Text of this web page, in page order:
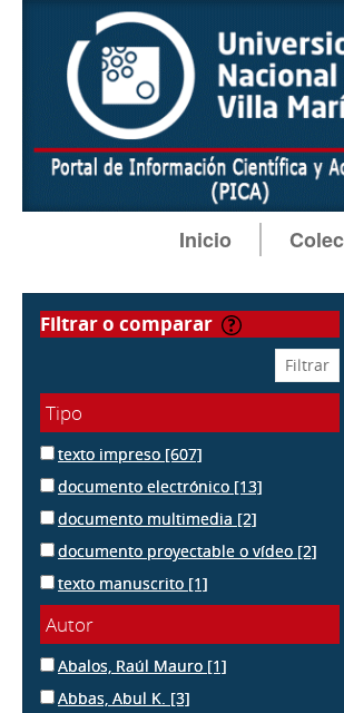
Inicio
filtrar o comparar
Tipo
texto impreso [607]
documento electrónico [13]
documento multimedia [2]
documento proyectable o vídeo [2]
texto manuscrito [1]
Autor
Abalos, Raúl Mauro [1]
Abbas, Abul K. [3]